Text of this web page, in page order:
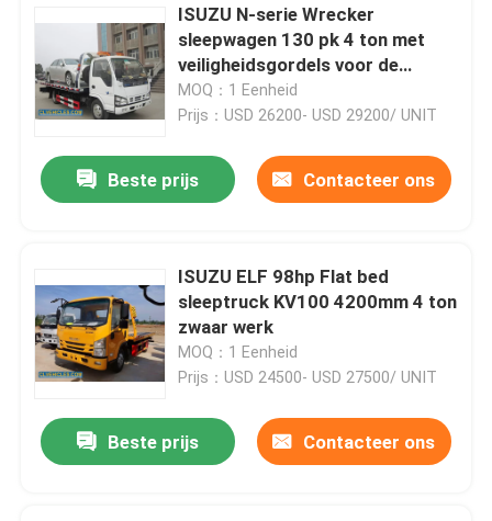
Producten
Video's
Ongeveer ons
Kwaliteitscontrole
Verzoek om een Citaat
ISUZU N-serie Wrecker
sleepwagen 130 pk 4 ton met
veiligheidsgordels voor de
veiligheid
MOQ：1 Eenheid
Prijs：USD 26200- USD 29200/ UNIT
Beste prijs Contacteer ons
ISUZU ELF 98hp Flat bed
sleeptruck KV100 4200mm 4 ton
zwaar werk
MOQ：1 Eenheid
Prijs：USD 24500- USD 27500/ UNIT
Beste prijs Contacteer ons